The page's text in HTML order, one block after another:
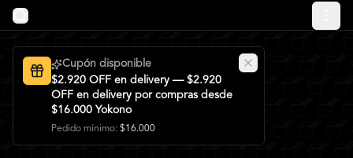
Cupón disponible
$2.920 OFF en delivery — $2.920
OFF en delivery por compras desde
$16.000 Yokono
Pedido mínimo: $16.000